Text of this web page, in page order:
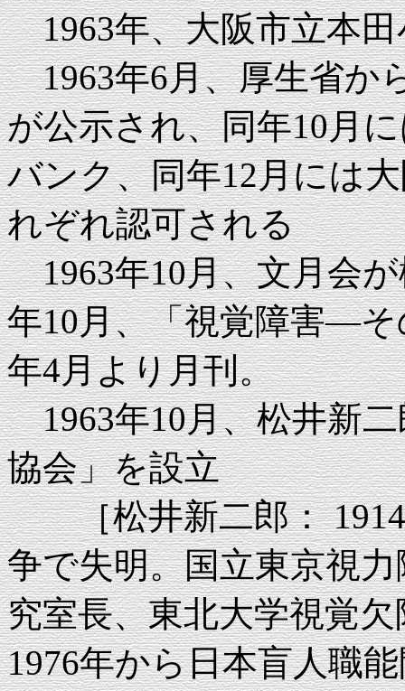
1963年、大阪市立本田
1963年6月、厚生省か
が公示され、同年10月
バンク、同年12月には
れぞれ認可される
1963年10月、文月会が
年10月、「視覚障害―そ
年4月より月刊。
1963年10月、松井新二
協会」を設立
［松井新二郎： 1914
争で失明。国立東京視
究室長、東北大学視覚
1976年から日本盲人職